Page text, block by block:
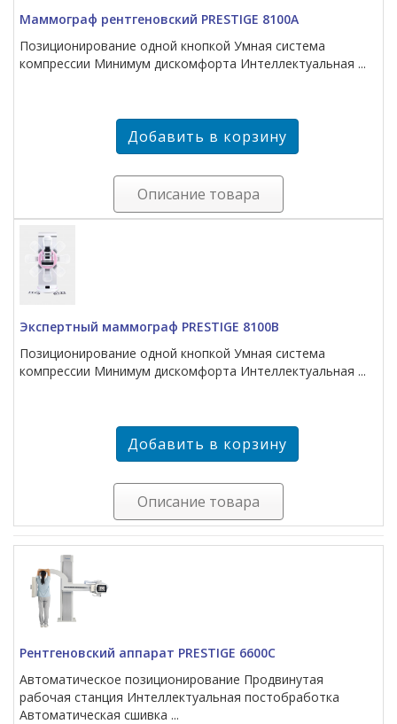
Маммограф рентгеновский PRESTIGE 8100A
Позиционирование одной кнопкой Умная система
компрессии Минимум дискомфорта Интеллектуальная ...
Описание товара
Экспертный маммограф PRESTIGE 8100B
Позиционирование одной кнопкой Умная система
компрессии Минимум дискомфорта Интеллектуальная ...
Описание товара
Рентгеновский аппарат PRESTIGE 6600C
Автоматическое позиционирование Продвинутая
рабочая станция Интеллектуальная постобработка
Автоматическая сшивка ...